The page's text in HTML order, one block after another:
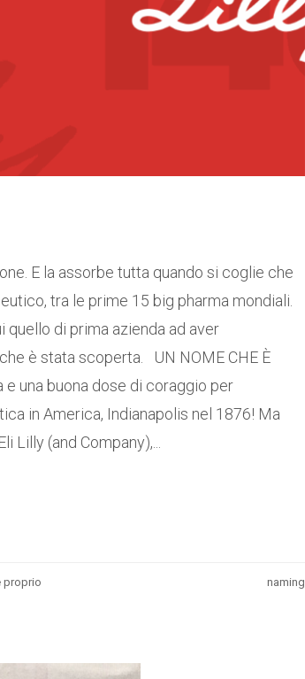
E la assorbe tutta quando si coglie che
tra le prime 15 big pharma mondiali.
quello di prima azienda ad aver
è stata scoperta. UN NOME CHE È
e una buona dose di coraggio per
in America, Indianapolis nel 1876! Ma
Lilly (and Company),...
naming
proprio